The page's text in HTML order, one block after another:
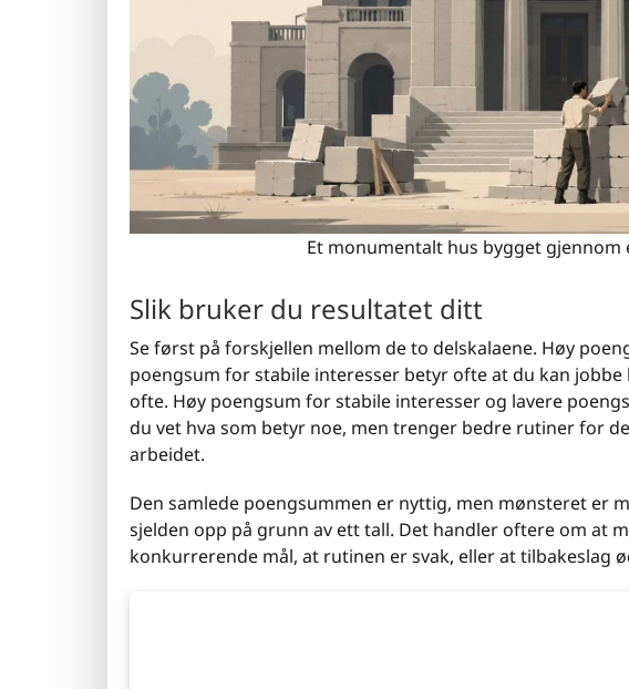
Et monumentalt hus bygget gjennom
Slik bruker du resultatet ditt
Se først på forskjellen mellom de to delskalaene. Høy
poengsum for stabile interesser betyr ofte at du kan
ofte. Høy poengsum for stabile interesser og lavere
du vet hva som betyr noe, men trenger bedre rutiner for
arbeidet.
Den samlede poengsummen er nyttig, men mønsteret er
sjelden opp på grunn av ett tall. Det handler oftere om at
konkurrerende mål, at rutinen er svak, eller at tilbakeslag